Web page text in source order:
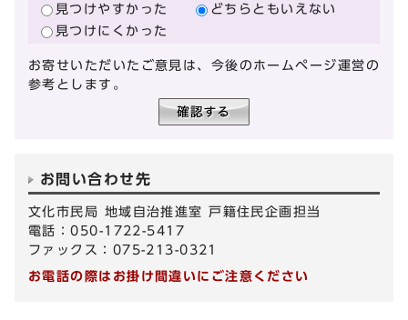
見つけやすかった
どちらともいえない
見つけにくかった
お寄せいただいたご意見は、今後のホームページ運営の
参考とします。
お問い合わせ先
文化市民局 地域自治推進室 戸籍住民企画担当
電話：050-1722-5417
ファックス：075-213-0321
お電話の際はお掛け間違いにご注意ください